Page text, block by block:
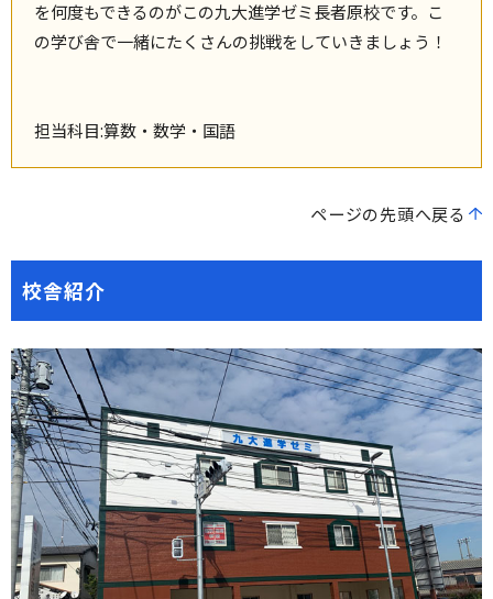
を何度もできるのがこの九大進学ゼミ長者原校です。こ
の学び舎で一緒にたくさんの挑戦をしていきましょう！
担当科目:算数・数学・国語
ページの先頭へ戻る
校舎紹介